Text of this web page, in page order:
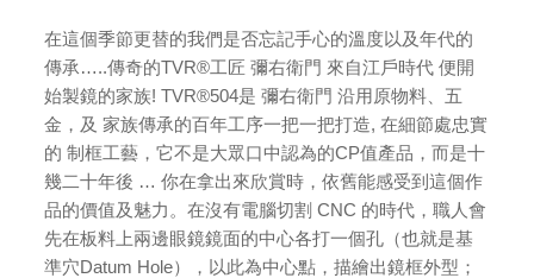
在這個季節更替的我們是否忘記手心的溫度以及年代的
傳承…..傳奇的TVR®工匠 彌右衛門 來自江戶時代 便開
始製鏡的家族! TVR®504是 彌右衛門 沿用原物料、五
金，及 家族傳承的百年工序一把一把打造, 在細節處忠實
的 制框工藝，它不是大眾口中認為的CP值產品，而是十
幾二十年後 … 你在拿出來欣賞時，依舊能感受到這個作
品的價值及魅力。在沒有電腦切割 CNC 的時代，職人會
先在板料上兩邊眼鏡鏡面的中心各打一個孔（也就是基
準穴Datum Hole），以此為中心點，描繪出鏡框外型；